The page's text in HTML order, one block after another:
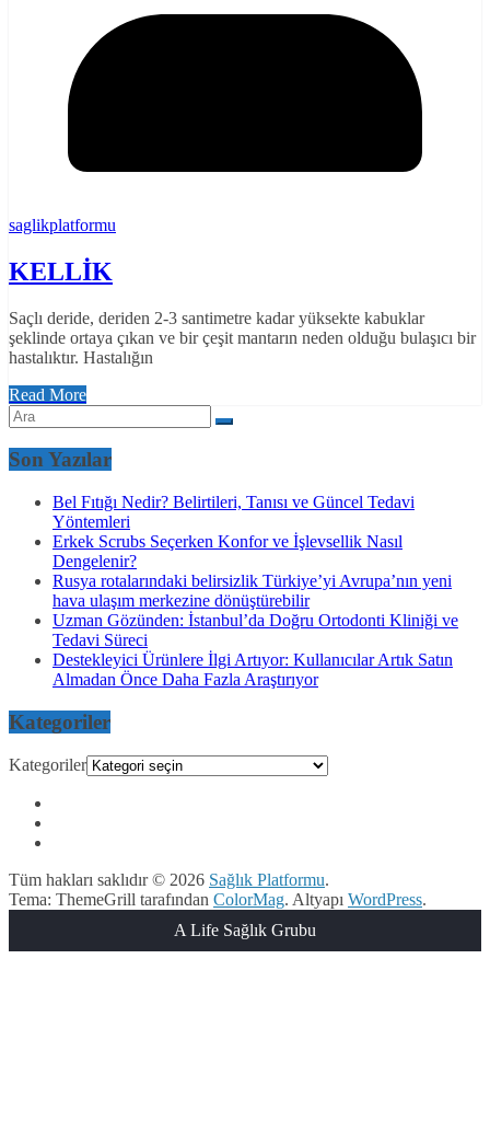
saglikplatformu
KELLİK
Saçlı deride, deriden 2-3 santimetre kadar yüksekte kabuklar
şeklinde ortaya çıkan ve bir çeşit mantarın neden olduğu bulaşıcı bir
hastalıktır. Hastalığın
Read More
Son Yazılar
Bel Fıtığı Nedir? Belirtileri, Tanısı ve Güncel Tedavi
Yöntemleri
Erkek Scrubs Seçerken Konfor ve İşlevsellik Nasıl
Dengelenir?
Rusya rotalarındaki belirsizlik Türkiye’yi Avrupa’nın yeni
hava ulaşım merkezine dönüştürebilir
Uzman Gözünden: İstanbul’da Doğru Ortodonti Kliniği ve
Tedavi Süreci
Destekleyici Ürünlere İlgi Artıyor: Kullanıcılar Artık Satın
Almadan Önce Daha Fazla Araştırıyor
Kategoriler
Kategoriler
Tüm hakları saklıdır © 2026 Sağlık Platformu.
Tema: ThemeGrill tarafından ColorMag. Altyapı WordPress.
A Life Sağlık Grubu